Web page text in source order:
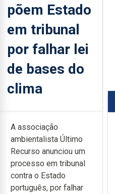
põem Estado
em tribunal
por falhar lei
de bases do
clima
A associação
ambientalista Último
Recurso anunciou um
processo em tribunal
contra o Estado
português, por falhar